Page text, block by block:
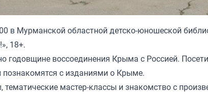
в Мурманской областной детско-юношеской
18+.
годовщине воссоединения Крыма с Россией.
познакомятся с изданиями о Крыме.
тематические мастер-классы и знакомство с